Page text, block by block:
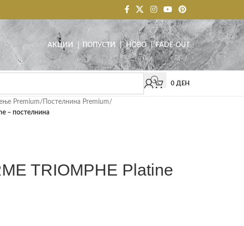
АКЦИИ | ПОПУСТИ |НОВО|FADE-OUT
0 ДЕН
Premium/ Постелнина Premium/
– постелнина
TRIOMPHE Platine